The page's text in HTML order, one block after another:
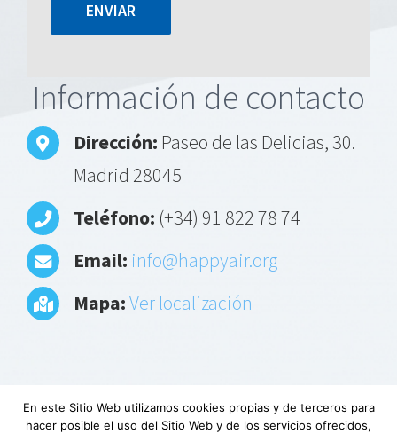
Información de contacto
Dirección: Paseo de las Delicias, 30.
Madrid 28045
Teléfono: (+34) 91 822 78 74
Email: info@happyair.org
Mapa:Ver localización
En este Sitio Web utilizamos cookies propias y de terceros para
hacer posible el uso del Sitio Web y de los servicios ofrecidos,